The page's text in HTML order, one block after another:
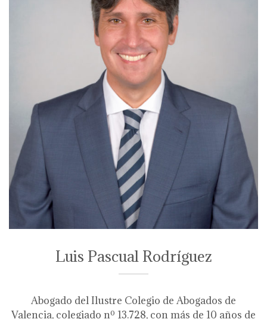
Luis Pascual Rodríguez
Abogado del Ilustre Colegio de Abogados de
Valencia, colegiado nº 13.728, con más de 10 años de